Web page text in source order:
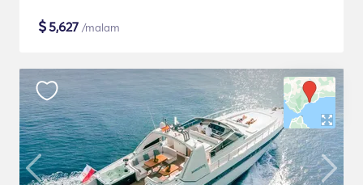
$5,627 /malam